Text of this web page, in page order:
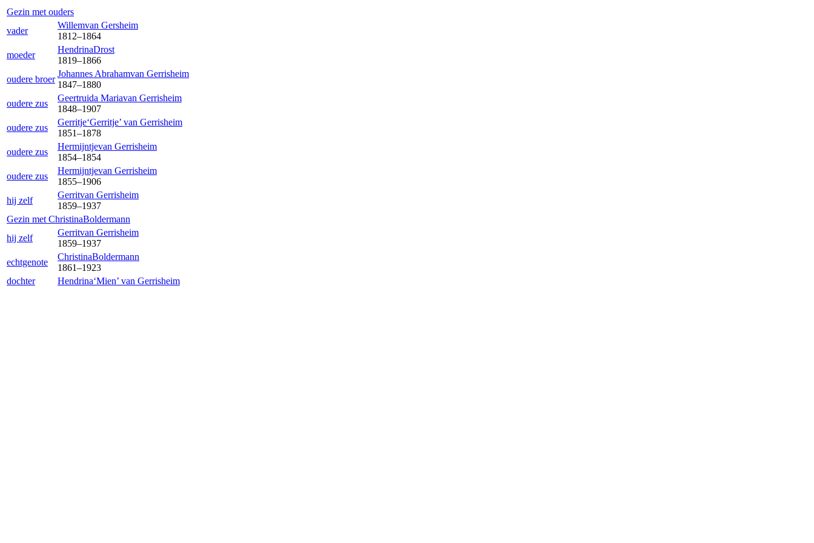
Gezin met ouders
vader
Willemvan Gersheim
1812–1864
moeder
HendrinaDrost
1819–1866
oudere broer
Johannes Abrahamvan Gerrisheim
1847–1880
oudere zus
Geertruida Mariavan Gerrisheim
1848–1907
oudere zus
Gerritje‘Gerritje’ van Gerrisheim
1851–1878
oudere zus
Hermijntjevan Gerrisheim
1854–1854
oudere zus
Hermijntjevan Gerrisheim
1855–1906
hij zelf
Gerritvan Gerrisheim
1859–1937
Gezin met ChristinaBoldermann
hij zelf
Gerritvan Gerrisheim
1859–1937
echtgenote
ChristinaBoldermann
1861–1923
dochter
Hendrina‘Mien’ van Gerrisheim